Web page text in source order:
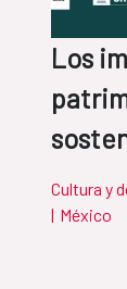
Los
Cultura y
| México